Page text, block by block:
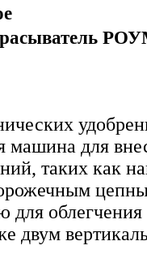
машина для
таких как
для облегчения
двум